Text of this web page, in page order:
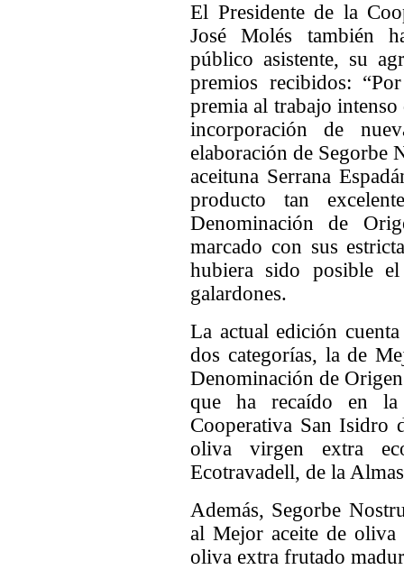
El Presidente de la
José Molés también
público asistente, su
premios recibidos:
premia al trabajo
incorporación de
elaboración de Segorbe
aceituna Serrana
producto tan
Denominación de
marcado con sus
hubiera sido posible
galardones.
La actual edición
dos categorías, la de
Denominación de
que ha recaído en la
Cooperativa San Isidro
oliva virgen extra
Ecotravadell, de la
Además, Segorbe
al Mejor aceite de
oliva extra frutado